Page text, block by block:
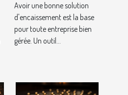
d'encaissement
pour votre
entreprise ?
Avoir une bonne solution
d'encaissement est la base
pour toute entreprise bien
gérée. Un outil...